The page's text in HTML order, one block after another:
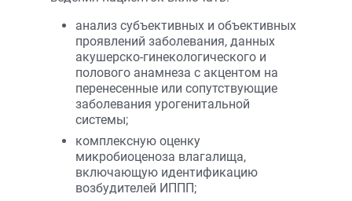
анализ субъективных и объективных
проявлений заболевания, данных
акушерско-гинекологического и
полового анамнеза с акцентом на
перенесенные или сопутствующие
заболевания урогенитальной
системы;
комплексную оценку
микробиоценоза влагалища,
включающую идентификацию
возбудителей ИППП;